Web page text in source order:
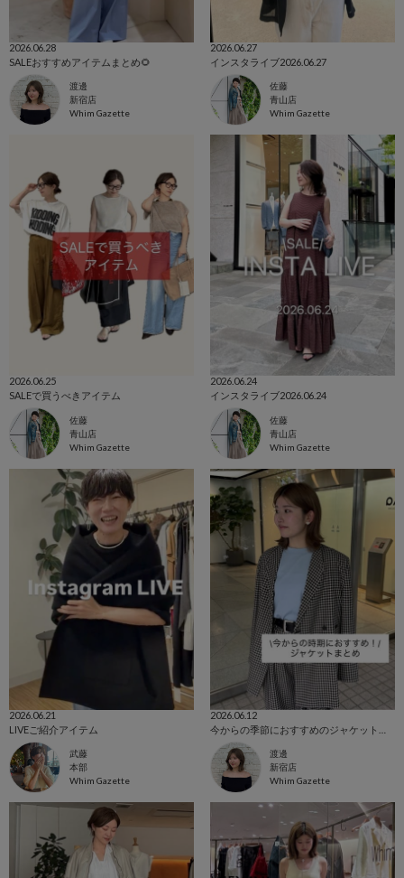
2026.06.28
SALEおすすめアイテムまとめ🌻
渡邊
新宿店
Whim Gazette
2026.06.27
インスタライブ2026.06.27
佐藤
青山店
Whim Gazette
2026.06.25
SALEで買うべきアイテム
佐藤
青山店
Whim Gazette
2026.06.24
インスタライブ2026.06.24
佐藤
青山店
Whim Gazette
2026.06.21
LIVEご紹介アイテム
武藤
本部
Whim Gazette
2026.06.12
渡邊
新宿店
Whim Gazette